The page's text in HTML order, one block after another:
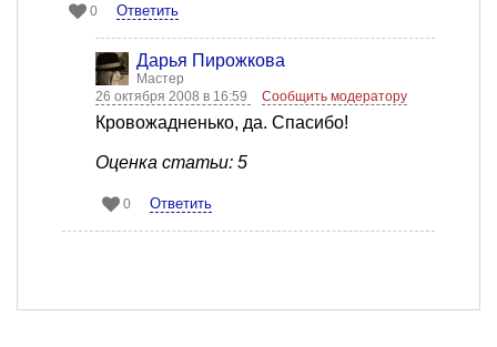
0 Ответить
Дарья Пирожкова
Мастер
26 октября 2008 в 16:59
Сообщить модератору
Кровожадненько, да. Спасибо!
Оценка статьи: 5
0 Ответить